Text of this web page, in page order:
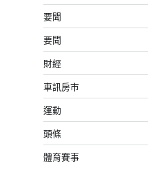
要聞
要聞
財經
車訊房市
運動
頭條
體育賽事